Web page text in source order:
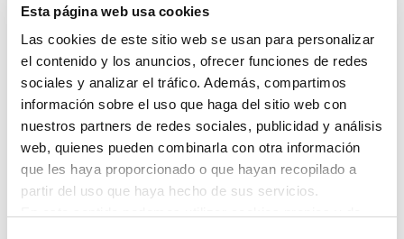
Esta página web usa cookies
Las cookies de este sitio web se usan para personalizar
el contenido y los anuncios, ofrecer funciones de redes
sociales y analizar el tráfico. Además, compartimos
información sobre el uso que haga del sitio web con
nuestros partners de redes sociales, publicidad y análisis
web, quienes pueden combinarla con otra información
que les haya proporcionado o que hayan recopilado a
partir del uso que haya hecho de sus servicios.
Koolair certifiés NF
20 juillet, 2026 Non classifié(e) Bykoolair koolair